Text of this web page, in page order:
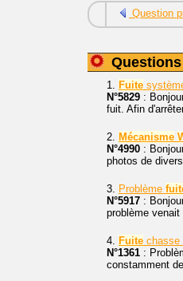
Question
1. Fuite
N°5829 :
fuit. Afin
2. Mécanisme
N°4990 :
photos de
3. Problème
N°5917 :
problème
4. Fuite chasse
N°1361 :
constamment